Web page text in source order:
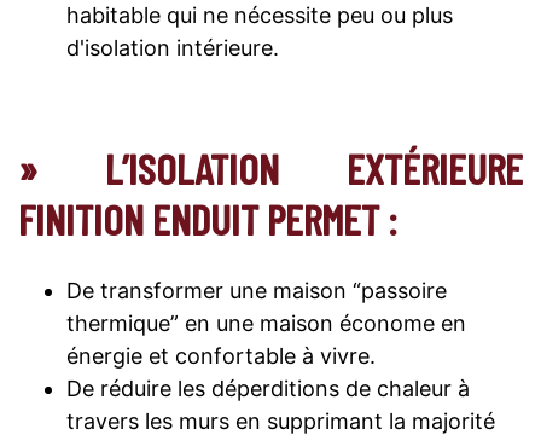
habitable qui ne nécessite peu ou plus
d'isolation intérieure.
» L’ISOLATION EXTÉRIEURE
FINITION ENDUIT PERMET :
De transformer une maison “passoire
thermique” en une maison économe en
énergie et confortable à vivre.
De réduire les déperditions de chaleur à
travers les murs en supprimant la majorité